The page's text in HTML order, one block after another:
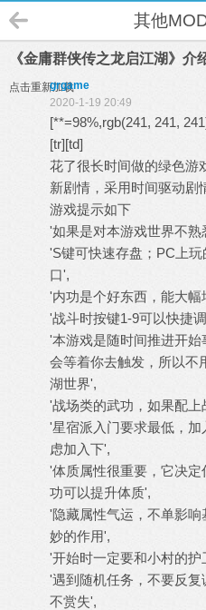
其他
《金庸群侠传之龙启江湖》介
点击重新加载
grgame
2020-1-19 20:49
[**=98%,rgb(241, 241,
[tr][td]
花了很长时间做的绿色游
新剧情，采用时间驱动剧
游戏提示如下
'如果是对本游戏世界不
'S键可快速存盘；PC上
口',
'内功是个好东西，能大
'战斗时按键1-9可以快捷
'本游戏是随时间推进开
会等着你去触发，所以不
湖世界',
'战场类的武功，如果配
'星宿派入门要求最低，
虑加入下',
'体质属性很重要，它决
功可以提升体质',
'隐藏属性气运，不单影
妙的作用',
'开始时一定要和小村的
'遇到随机任务，不要反
不赏失',